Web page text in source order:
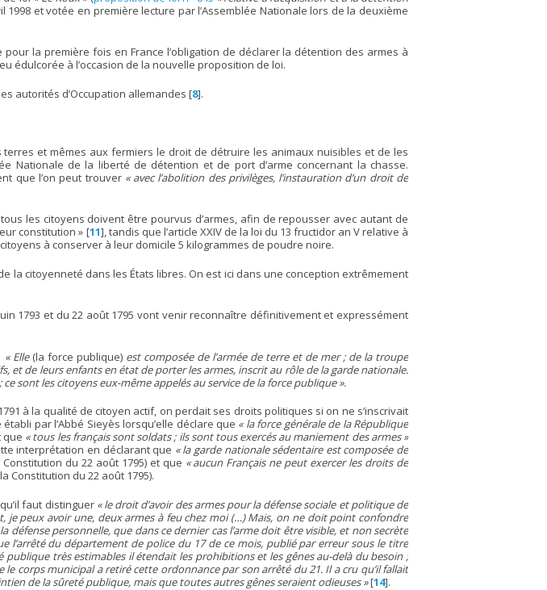
et votée en première lecture par l’Assemblée Nationale lors de la deuxième
pour la première fois en France l’obligation de déclarer la détention des armes à
édulcorée à l’occasion de la nouvelle proposition de loi.
autorités d’Occupation allemandes [8].
et mêmes aux fermiers le droit de détruire les animaux nuisibles et de les
Nationale de la liberté de détention et de port d’arme concernant la chasse.
que l’on peut trouver « avec l’abolition des privilèges, l’instauration d’un droit de
les citoyens doivent être pourvus d’armes, afin de repousser avec autant de
constitution » [11], tandis que l’article XXIV de la loi du 13 fructidor an V relative à
à conserver à leur domicile 5 kilogrammes de poudre noire.
citoyenneté dans les États libres. On est ici dans une conception extrêmement
1793 et du 22 août 1795 vont venir reconnaître définitivement et expressément
« Elle(la force publique) est composée de l’armée de terre et de mer ; de la troupe
et de leurs enfants en état de porter les armes, inscrit au rôle de la garde nationale.
sont les citoyens eux-même appelés au service de la force publique ».
à la qualité de citoyen actif, on perdait ses droits politiques si on ne s’inscrivait
par l’Abbé Sieyès lorsqu’elle déclare que « la force générale de la République
que « tous les français sont soldats ; ils sont tous exercés au maniement des armes »
interprétation en déclarant que « la garde nationale sédentaire est composée de
du 22 août 1795) et que « aucun Français ne peut exercer les droits de
Constitution du 22 août 1795).
faut distinguer « le droit d’avoir des armes pour la défense sociale et politique de
peux avoir une, deux armes à feu chez moi (…) Mais, on ne doit point confondre
personnelle, que dans ce dernier cas l’arme doit être visible, et non secrète
l’arrêté du département de police du 17 de ce mois, publié par erreur sous le titre
publique très estimables il étendait les prohibitions et les gênes au-delà du besoin ;
corps municipal a retiré cette ordonnance par son arrêté du 21. Il a cru qu’il fallait
de la sûreté publique, mais que toutes autres gênes seraient odieuses »[14].